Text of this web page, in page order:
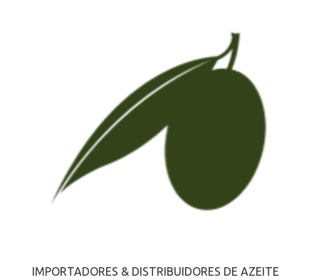
IMPORTADORES & DISTRIBUIDORES DE AZEITE